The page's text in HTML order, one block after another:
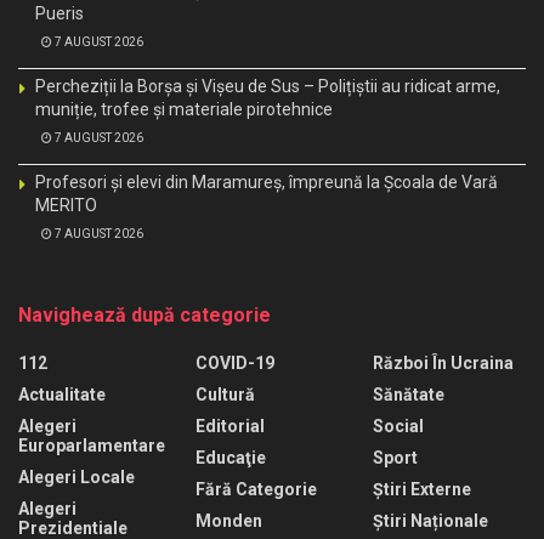
Pueris
7 AUGUST 2026
Percheziții la Borșa și Vișeu de Sus – Polițiștii au ridicat arme,
muniție, trofee și materiale pirotehnice
7 AUGUST 2026
Profesori și elevi din Maramureș, împreună la Școala de Vară
MERITO
7 AUGUST 2026
Navighează după categorie
112
Actualitate
Alegeri
Europarlamentare
Alegeri Locale
Alegeri
Prezidentiale
COVID-19
Cultură
Editorial
Educaţie
Fără Categorie
Monden
Război În Ucraina
Sănătate
Social
Sport
Știri Externe
Știri Naționale